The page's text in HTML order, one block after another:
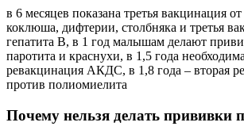
в 6 месяцев показана третья вакцинация
коклюша, дифтерии, столбняка и третья
гепатита B, в 1 год малышам делают
паротита и краснухи, в 1,5 года
ревакцинация АКДС, в 1,8 года – вторая
против полиомиелита
Почему нельзя делать прививки